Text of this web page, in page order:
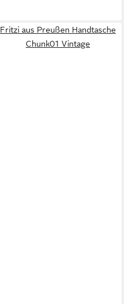
Fritzi aus Preußen Handtasche
Chunk01 Vintage